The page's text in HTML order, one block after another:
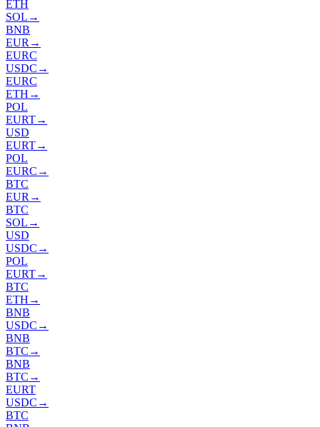
ETH
SOL →
BNB
EUR →
EURC
USDC →
EURC
ETH →
POL
EURT→
USD
EURT→
POL
EURC →
BTC
EUR →
BTC
SOL →
USD
USDC →
POL
EURT→
BTC
ETH →
BNB
USDC →
BNB
BTC →
BNB
BTC →
EURT
USDC →
BTC